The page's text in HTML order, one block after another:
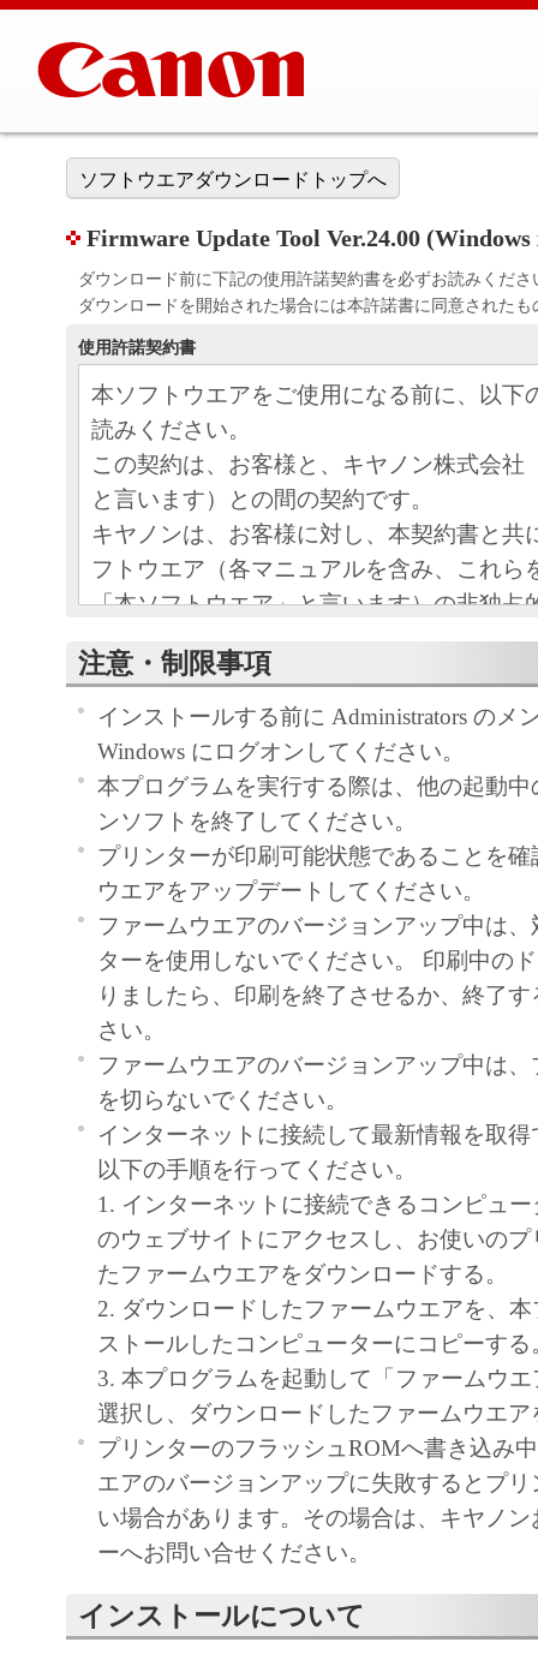
ソフトウエアダウンロードトップへ
Firmware Update Tool Ver.24.00 (Windows
ダウンロード前に下記の使用許諾契約書を必ずお読みくださ
ダウンロードを開始された場合には本許諾書に同意された
使用許諾契約書
本ソフトウエアをご使用になる前に、以下
読みください。
この契約は、お客様と、キヤノン株式会社
と言います）との間の契約です。
キヤノンは、お客様に対し、本契約書と共
フトウエア（各マニュアルを含み、これら
「本ソフトウエア」と言います）の非独占
条項に基づき許諾し、お客様も下記条項に
ものとします。
お客様は、「本ソフトウエア」のインスト
この契約に同意したことになります。
お客様がこの契約に同意できない場合には
ストールされず、直ちに「本ソフトウエア
さい。
１．使用許諾
(1) お客様は、「本ソフトウエア」を、キ
ェットプリンタ（以下「プリンタ」と言い
たはネットワークを通じ接続される複数の
それぞれにおいて使用（「使用」とは、「
ア」をコンピュータの記憶媒体上にインス
と、またはコンピュータにおいて表示する
すること、読み出すこと、もしくは実行す
も含むものとします）することができます
た、お客様が「プリンタ」を使用すること
様のイントラネット内のユーザ（以下「指
います）に、本契約の条件の下で、「許諾
を使用させることができます。その場合、
かる「指定ユーザ」を本契約の条件に従わ
き、すべての責任を負っていただくものと
(2) お客様は、再使用許諾、譲渡、頒布、
により、第三者に「本ソフトウエア」を使
させることはできません。
(3) お客様は、「本ソフトウエア」の全部
正、改変、リバース・エンジニアリング、
注意・制限事項
インストールする前に Administrators のメ
Windows にログオンしてください。
本プログラムを実行する際は、他の起動
ンソフトを終了してください。
プリンターが印刷可能状態であることを
ウエアをアップデートしてください。
ファームウエアのバージョンアップ中は
ターを使用しないでください。 印刷中の
りましたら、印刷を終了させるか、終了
さい。
ファームウエアのバージョンアップ中は
を切らないでください。
インターネットに接続して最新情報を取
以下の手順を行ってください。
1. インターネットに接続できるコンピュ
のウェブサイトにアクセスし、お使いの
たファームウエアをダウンロードする。
2. ダウンロードしたファームウエアを、
ストールしたコンピューターにコピーする
3. 本プログラムを起動して「ファームウ
選択し、ダウンロードしたファームウエ
プリンターのフラッシュROMへ書き込み
エアのバージョンアップに失敗するとプ
い場合があります。その場合は、キヤノ
ーへお問い合せください。
インストールについて